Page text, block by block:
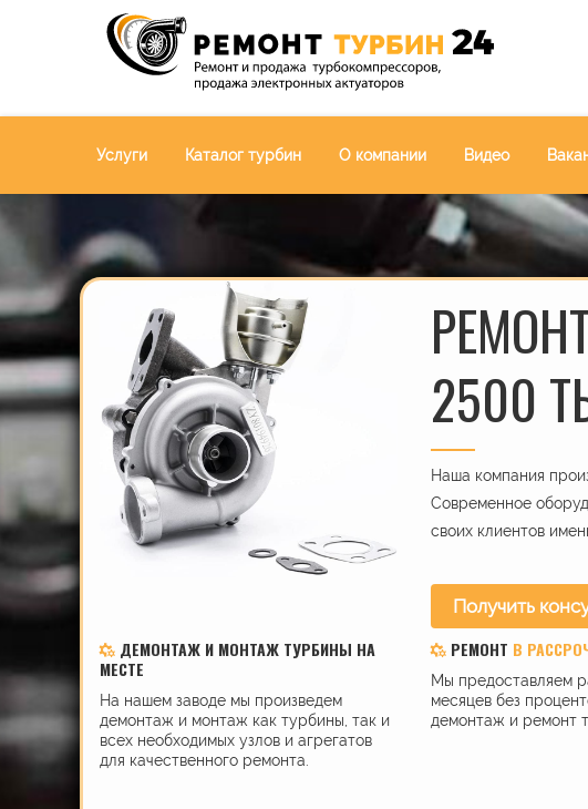
Услуги Каталог турбин О компании Видео
2500
Наша компания
Современное
своих клиентов
Получить
ДЕМОНТАЖ И МОНТАЖ ТУРБИНЫ НА
МЕСТЕ
На нашем заводе мы произведем
демонтаж и монтаж как турбины, так и
всех необходимых узлов и агрегатов
для качественного ремонта.
РЕМОНТ В
Мы предоставляем
месяцев без
демонтаж и ремонт